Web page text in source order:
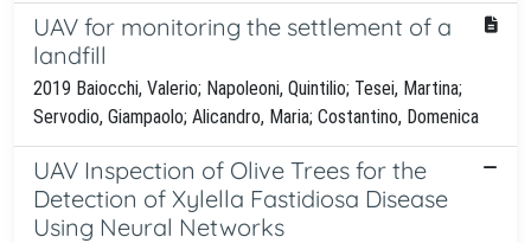
UAV for monitoring the settlement of a
landfill
2019 Baiocchi, Valerio; Napoleoni, Quintilio; Tesei, Martina;
Servodio, Giampaolo; Alicandro, Maria; Costantino, Domenica
UAV Inspection of Olive Trees for the
Detection of Xylella Fastidiosa Disease
Using Neural Networks